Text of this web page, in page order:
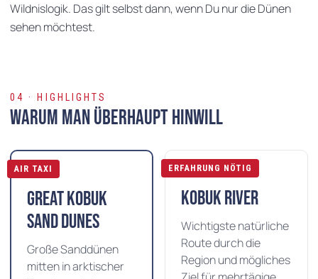
Wildnislogik. Das gilt selbst dann, wenn Du nur die Dünen
sehen möchtest.
04 · HIGHLIGHTS
Warum man überhaupt hinwill
AIR TAXI
Great Kobuk
Sand Dunes
Große Sanddünen
mitten in arktischer
ERFAHRUNG NÖTIG
Kobuk River
Wichtigste natürliche
Route durch die
Region und mögliches